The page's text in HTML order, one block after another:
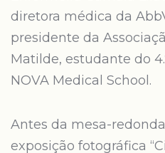
diretora médica da
presidente da
Matilde, estudante do
NOVA Medical School.
Antes da mesa-
exposição fotográfica